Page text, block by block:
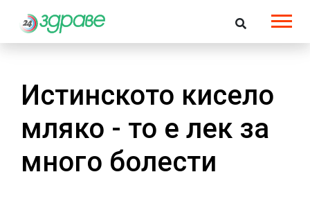
Истинското кисело
мляко - то е лек за
много болести